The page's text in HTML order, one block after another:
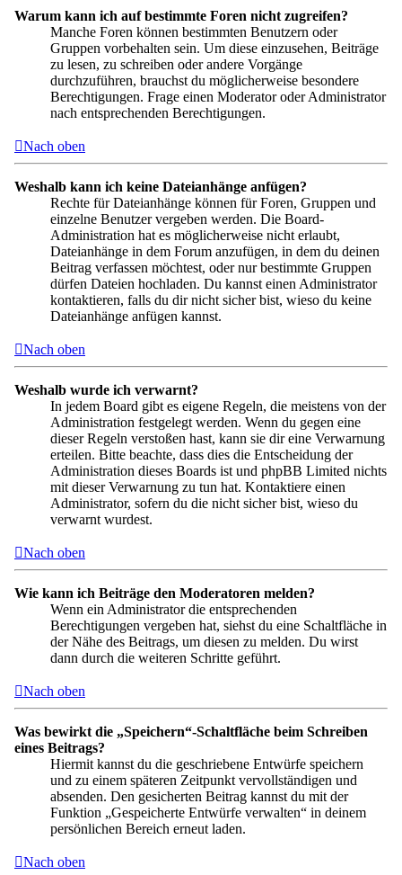
Warum kann ich auf bestimmte Foren nicht zugreifen?
Manche Foren können bestimmten Benutzern oder
Gruppen vorbehalten sein. Um diese einzusehen, Beiträge
zu lesen, zu schreiben oder andere Vorgänge
durchzuführen, brauchst du möglicherweise besondere
Berechtigungen. Frage einen Moderator oder Administrator
nach entsprechenden Berechtigungen.
Nach oben
Weshalb kann ich keine Dateianhänge anfügen?
Rechte für Dateianhänge können für Foren, Gruppen und
einzelne Benutzer vergeben werden. Die Board-
Administration hat es möglicherweise nicht erlaubt,
Dateianhänge in dem Forum anzufügen, in dem du deinen
Beitrag verfassen möchtest, oder nur bestimmte Gruppen
dürfen Dateien hochladen. Du kannst einen Administrator
kontaktieren, falls du dir nicht sicher bist, wieso du keine
Dateianhänge anfügen kannst.
Nach oben
Weshalb wurde ich verwarnt?
In jedem Board gibt es eigene Regeln, die meistens von der
Administration festgelegt werden. Wenn du gegen eine
dieser Regeln verstoßen hast, kann sie dir eine Verwarnung
erteilen. Bitte beachte, dass dies die Entscheidung der
Administration dieses Boards ist und phpBB Limited nichts
mit dieser Verwarnung zu tun hat. Kontaktiere einen
Administrator, sofern du die nicht sicher bist, wieso du
verwarnt wurdest.
Nach oben
Wie kann ich Beiträge den Moderatoren melden?
Wenn ein Administrator die entsprechenden
Berechtigungen vergeben hat, siehst du eine Schaltfläche in
der Nähe des Beitrags, um diesen zu melden. Du wirst
dann durch die weiteren Schritte geführt.
Nach oben
Was bewirkt die „Speichern“-Schaltfläche beim Schreiben
eines Beitrags?
Hiermit kannst du die geschriebene Entwürfe speichern
und zu einem späteren Zeitpunkt vervollständigen und
absenden. Den gesicherten Beitrag kannst du mit der
Funktion „Gespeicherte Entwürfe verwalten“ in deinem
persönlichen Bereich erneut laden.
Nach oben